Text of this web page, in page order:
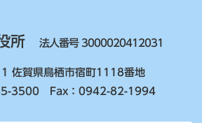
所 法人番号 3000020412031
佐賀県鳥栖市宿町1118番地
3500 Fax：0942-82-1994